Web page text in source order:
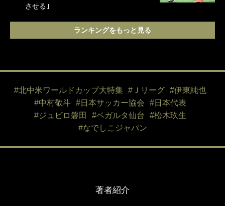
させる｣
ランキングをもっと見る
#北中米ワールドカップ大特集 #Ｊリーグ
#伊東純也
#中村敬斗
#日本サッカー協会
#日本代表
#ジュビロ磐田
#ベガルタ仙台
#松木玖生
#なでしこジャパン
著者紹介